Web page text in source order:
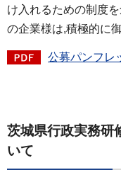
け入れるための制度
の企業様は,積極的に
公募パンフレ
茨城県行政実務研
いて